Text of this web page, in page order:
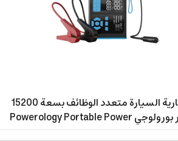
مشغل بطارية السيارة متعدد الوظائف بسعة 15200
مللي أمبير بورولوجي Powerology Portable Power
Bank &